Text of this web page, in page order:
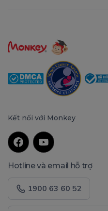
Kết nối với Monkey
Hotline và email hỗ trợ
1900 63 60 52